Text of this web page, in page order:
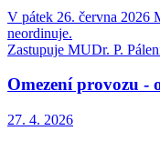
V pátek 26. června 2026
neordinuje.
Zastupuje MUDr. P.
Omezení provozu
27. 4. 2026